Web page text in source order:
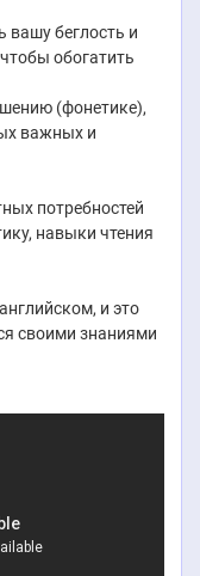
вашу беглость и
обогатить
(фонетике),
важных и
потребностей
навыки чтения
и это
своими знаниями